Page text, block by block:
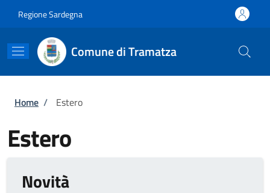
Regione Sardegna
Comune di Tramatza
Briciole di pane
Home / Estero
Estero
Novità